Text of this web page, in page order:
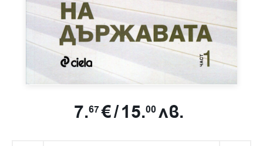
7.67€/15.00 лв.